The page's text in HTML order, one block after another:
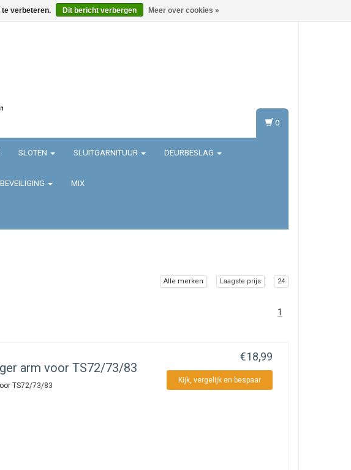
SLOTEN SLUITGARNITUUR DEURBESLAG
MIX
0
Alle merken Laagste prijs 24
1
arm voor TS72/73/83
TS72/73/83
€18,99
Kijk, vergelijk en bespaar
te verbeteren. Dit bericht verbergen Meer over cookies »